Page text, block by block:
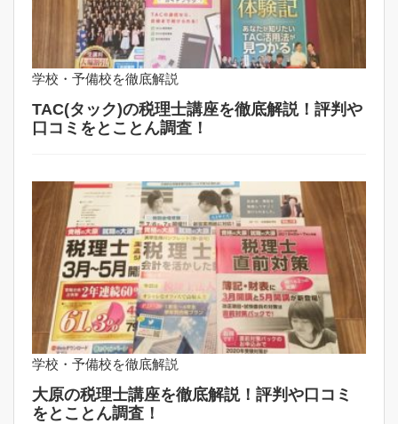
学校・予備校を徹底解説
TAC(タック)の税理士講座を徹底解説！評判や
口コミをとことん調査！
学校・予備校を徹底解説
大原の税理士講座を徹底解説！評判や口コミ
をとことん調査！